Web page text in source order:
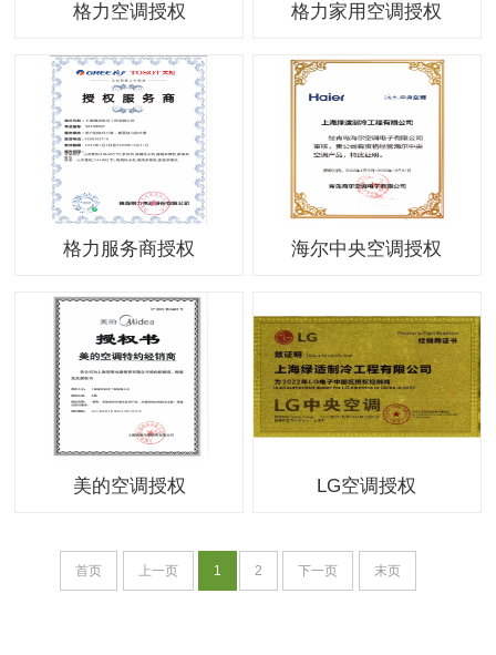
格力空调授权 格力家用空调授权
格力服务商授权 海尔中央空调授权
美的空调授权 LG空调授权
首页 上一页 1 2 下一页 末页